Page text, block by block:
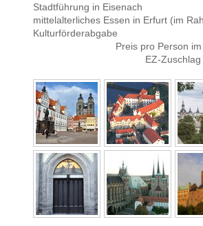
Stadtführung in
mittelalterliches Essen in Erfurt (im
Kulturförderabgabe
Preis pro Person
EZ-